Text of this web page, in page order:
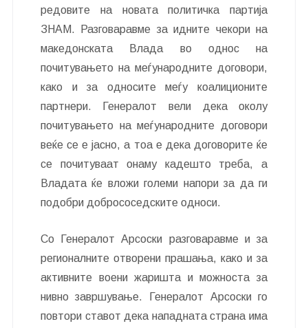
редовите на новата политичка партија
ЗНАМ. Разговаравме за идните чекори на
македонската Влада во однос на
почитувањето на меѓународните договори,
како и за односите меѓу коалиционите
партнери. Генералот вели дека околу
почитувањето на меѓународните договори
веќе се е јасно, а тоа е дека договорите ќе
се почитуваат онаму кадешто треба, а
Владата ќе вложи големи напори за да ги
подобри добрососедските односи.
Со Генералот Арсоски разговаравме и за
регионалните отворени прашања, како и за
активните воени жаришта и можноста за
нивно завршување. Генералот Арсоски го
повтори ставот дека нападната страна има